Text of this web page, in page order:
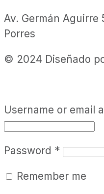
Av. Germán Aguirre
Porres
© 2024 Diseñado
Username or email
Password *
Remember me